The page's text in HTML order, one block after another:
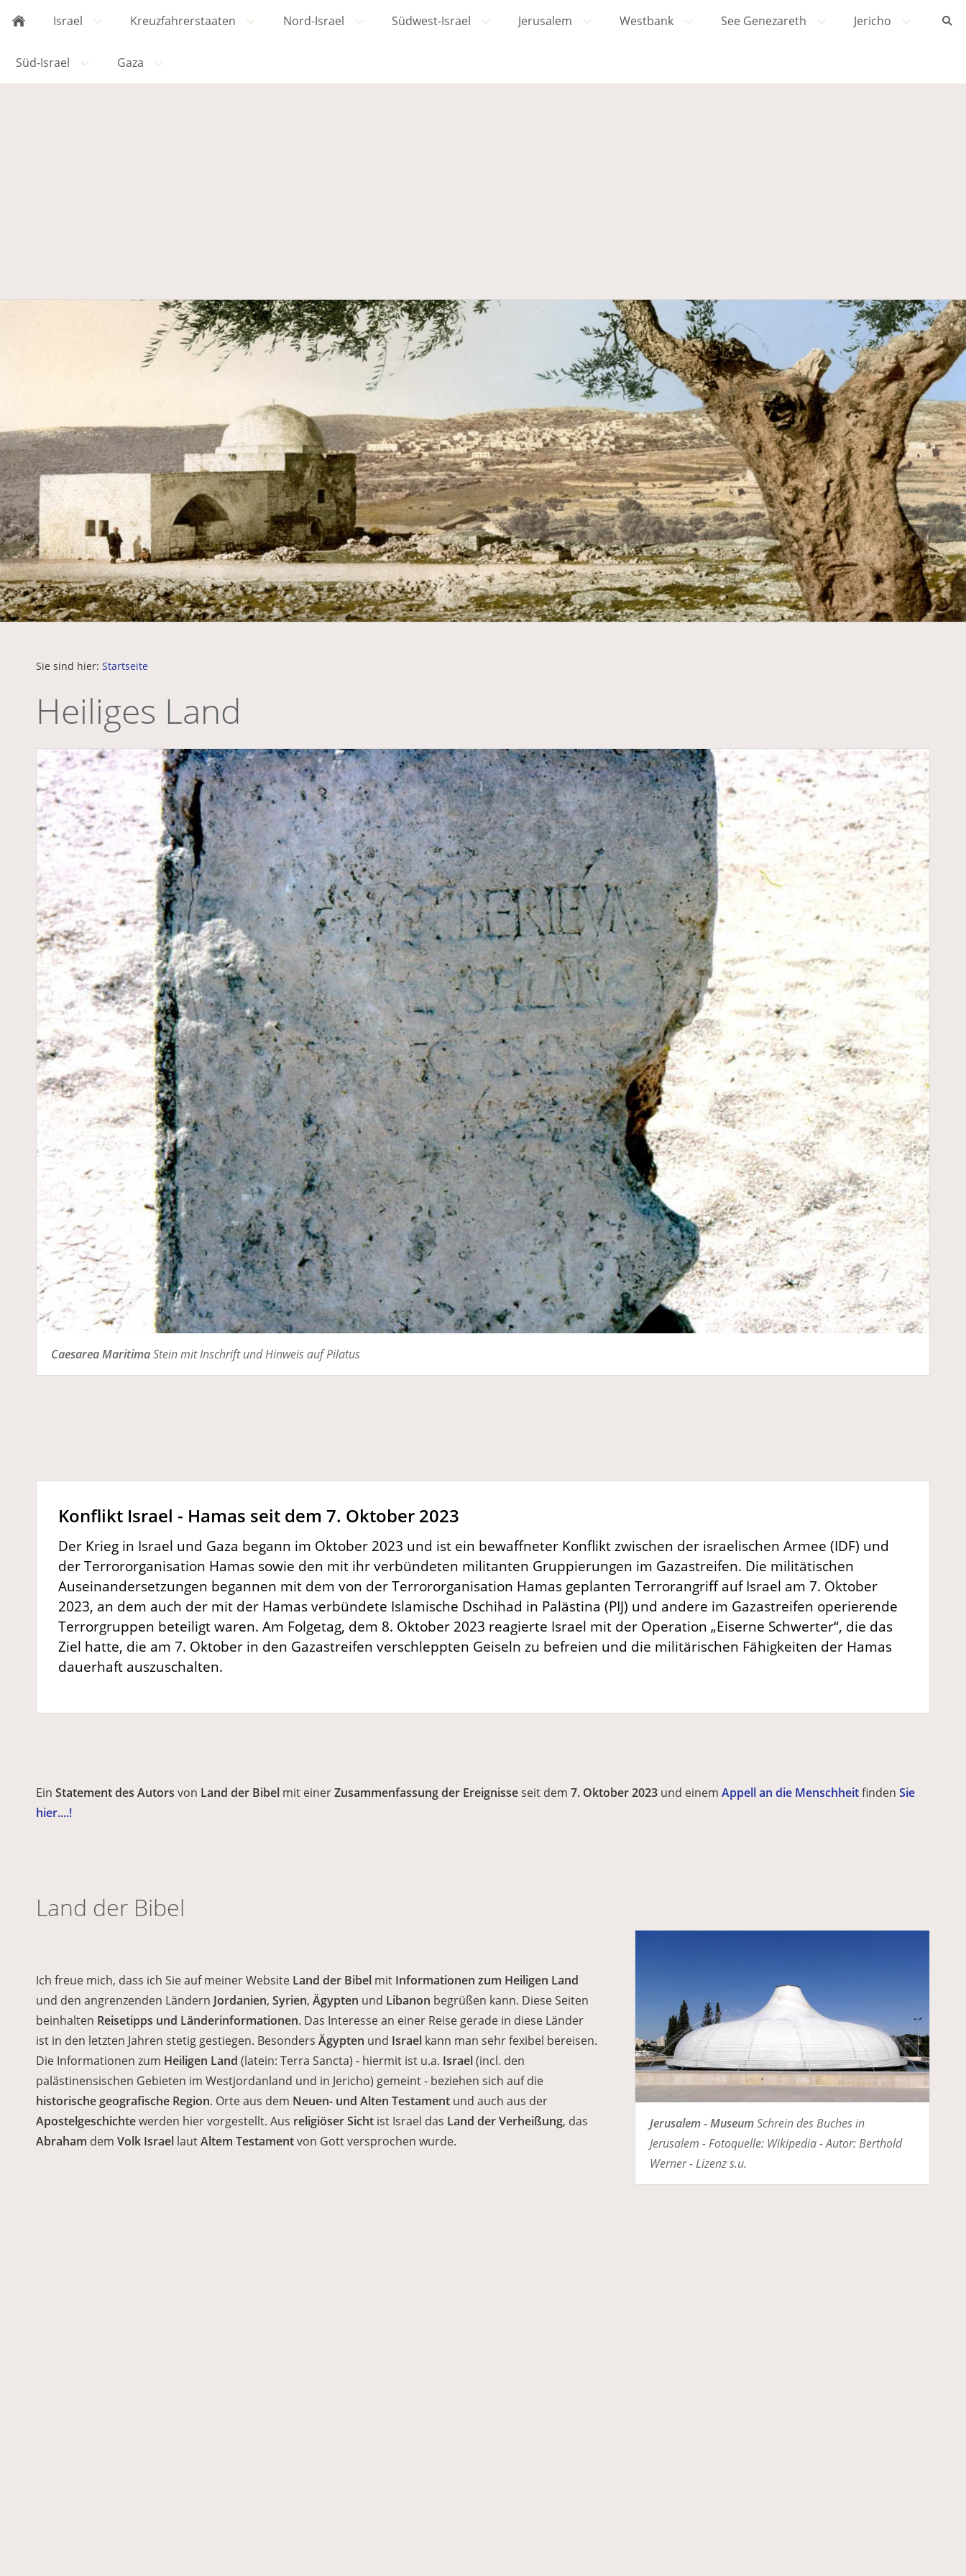
Israel Kreuzfahrerstaaten Nord-Israel Südwest-Israel Jerusalem Westbank See Genezareth Jericho
Süd-Israel Gaza
Sie sind hier: Startseite
Heiliges Land
Caesarea MaritimaStein mit Inschrift und Hinweis auf Pilatus
Konflikt Israel - Hamas seit dem 7. Oktober 2023
Der Krieg in Israel und Gaza begann im Oktober 2023 und ist ein bewaffneter Konflikt zwischen der israelischen Armee (IDF) und
der Terrororganisation Hamas sowie den mit ihr verbündeten militanten Gruppierungen im Gazastreifen. Die militätischen
Auseinandersetzungen begannen mit dem von der Terrororganisation Hamas geplanten Terrorangriff auf Israel am 7. Oktober
2023, an dem auch der mit der Hamas verbündete Islamische Dschihad in Palästina (PIJ) und andere im Gazastreifen operierende
Terrorgruppen beteiligt waren. Am Folgetag, dem 8. Oktober 2023 reagierte Israel mit der Operation „Eiserne Schwerter“, die das
Ziel hatte, die am 7. Oktober in den Gazastreifen verschleppten Geiseln zu befreien und die militärischen Fähigkeiten der Hamas
dauerhaft auszuschalten.
Ein Statement des Autors von Land der Bibel mit einerZusammenfassung der Ereignisseseit dem 7. Oktober 2023 und einem Appell an die Menschheitfinden Sie
hier....!
Land der Bibel
Jerusalem - MuseumSchrein des Buches in
Jerusalem - Fotoquelle: Wikipedia - Autor: Berthold
Werner - Lizenz s.u.
Ich freue mich, dass ich Sie auf meiner Website Land der Bibel mit Informationen zum Heiligen Land
und den angrenzenden Ländern Jordanien, Syrien, Ägypten und Libanon begrüßen kann. Diese Seiten
beinhalten Reisetipps und Länderinformationen. Das Interesse an einer Reise gerade in diese Länder
ist in den letzten Jahren stetig gestiegen. Besonders Ägypten und Israel kann man sehr fexibel bereisen.
Die Informationen zum Heiligen Land (latein: Terra Sancta) - hiermit ist u.a. Israel(incl. den
palästinensischen Gebieten im Westjordanland und in Jericho) gemeint - beziehen sich auf die
historische geografische Region. Orte aus dem Neuen- und Alten Testament und auch aus der
Apostelgeschichtewerden hier vorgestellt. Aus religiöser Sicht ist Israel das Land der Verheißung, das
Abraham dem Volk Israel lautAltem Testamentvon Gott versprochen wurde.